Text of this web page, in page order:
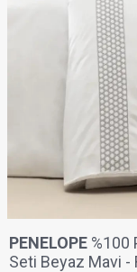
PENELOPE %100
Seti Beyaz Mavi -